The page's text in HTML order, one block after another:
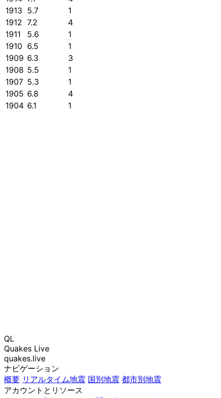
1913 5.7
1
1912 7.2
4
1911
5.6
1
1910 6.5
1
1909 6.3
3
1908 5.5
1
1907 5.3
1
1905 6.8
4
1904 6.1 1
QL
Quakes Live
quakes.live
ナビゲーション
概要 リアルタイム地震 国別地震 都市別地震
アカウントとリソース